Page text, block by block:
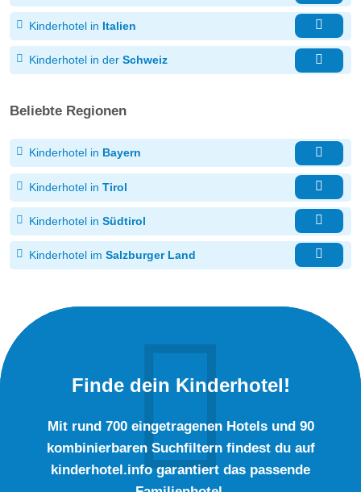
Kinderhotel in Italien
Kinderhotel in der Schweiz
Beliebte Regionen
Kinderhotel in Bayern
Kinderhotel in Tirol
Kinderhotel in Südtirol
Kinderhotel im Salzburger Land
Finde dein Kinderhotel!
Mit rund 700 eingetragenen Hotels und 90
kombinierbaren Suchfiltern findest du auf
kinderhotel.info garantiert das passende